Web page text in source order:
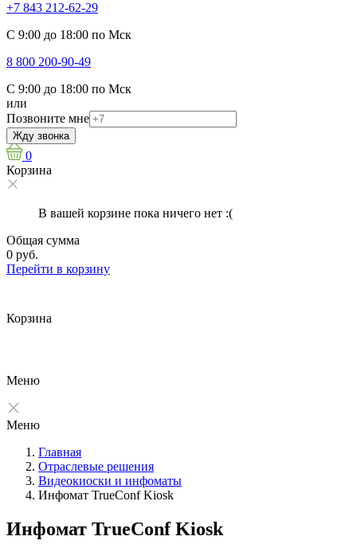
+7 843 212-62-29
С 9:00 до 18:00 по Мск
8 800 200-90-49
С 9:00 до 18:00 по Мск
или
Позвоните мне
Жду звонка
0
Корзина
В вашей корзине пока ничего нет :(
Общая сумма
0 руб.
Перейти в корзину
Корзина
Меню
Меню
Главная
Отраслевые решения
Видеокиоски и инфоматы
Инфомат TrueConf Kiosk
Инфомат TrueConf Kiosk